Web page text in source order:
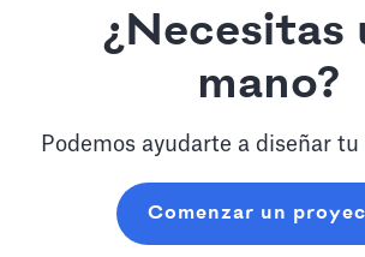
¿Necesitas
mano?
Podemos ayudarte a diseñar
Comenzar un